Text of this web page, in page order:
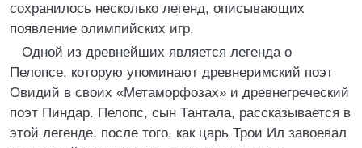
сохранилось несколько легенд, описывающих
появление олимпийских игр.
Одной из древнейших является легенда о
Пелопсе, которую упоминают древнеримский поэт
Овидий в своих «Метаморфозах» и древнегреческий
поэт Пиндар. Пелопс, сын Тантала, рассказывается в
этой легенде, после того, как царь Трои Ил завоевал